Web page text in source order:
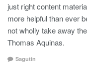
just right content
more helpful than ever
not wholly take away
Thomas Aquinas.
Sagutin